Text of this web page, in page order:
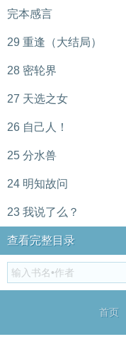
完本感言
29 重逢（大结局）
28 密轮界
27 天选之女
26 自己人！
25 分水兽
24 明知故问
23 我说了么？
查看完整目录
首页